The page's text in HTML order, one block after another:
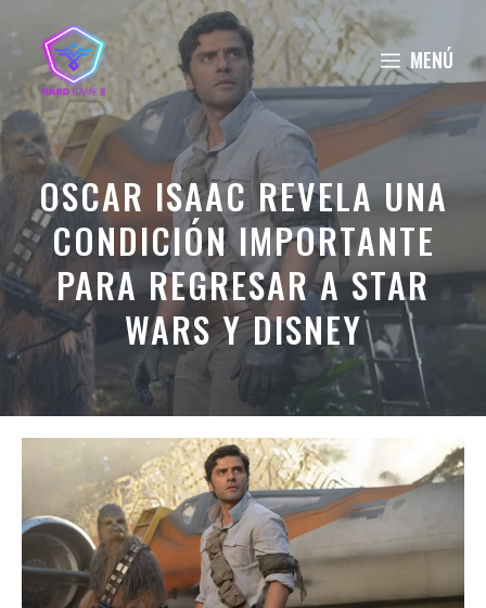
al
contenido
MENÚ
OSCAR ISAAC REVELA UNA
CONDICIÓN IMPORTANTE
PARA REGRESAR A STAR
WARS Y DISNEY